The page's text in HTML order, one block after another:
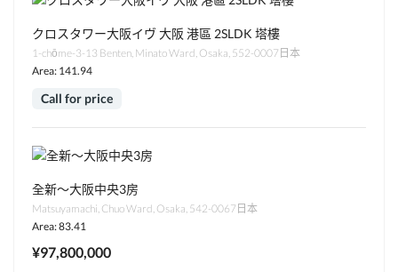
クロスタワー大阪イヴ 大阪 港區 2SLDK 塔樓
1-chōme-3-13 Benten, Minato Ward, Osaka, 552-0007日本
Area: 141.94
Call for price
全新～大阪中央3房
Matsuyamachi, Chuo Ward, Osaka, 542-0067日本
Area: 83.41
¥97,800,000